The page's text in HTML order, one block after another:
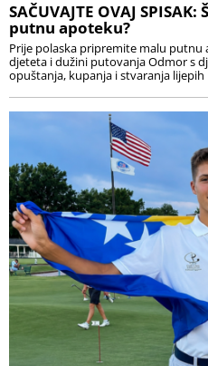
SAČUVAJTE OVAJ
putnu apoteku?
Prije polaska pripremite malu
djeteta i dužini putovanja Odmor s
opuštanja, kupanja i stvaranja lijepih